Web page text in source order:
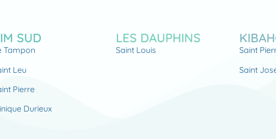
SUD
Tampon
Leu
Pierre
Durieux
LES DAUPHINS
Saint Louis
Saint
Saint